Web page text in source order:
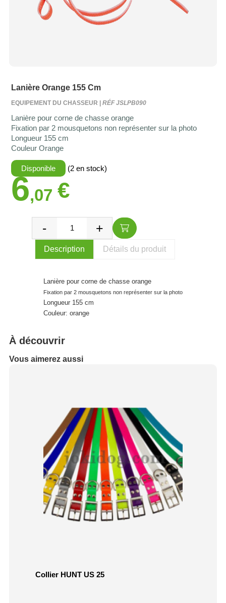
Lanière Orange 155 Cm
EQUIPEMENT DU CHASSEUR | RÉF JSLPB090
Lanière pour corne de chasse orange
Fixation par 2 mousquetons non représenter sur la photo
Longueur 155 cm
Couleur Orange
Disponible (2 en stock)
6,07 €
Description Détails du produit
Lanière pour corne de chasse orange
Fixation par 2 mousquetons non représenter sur la photo
Longueur 155 cm
Couleur: orange
À découvrir
Vous aimerez aussi
Collier HUNT US 25